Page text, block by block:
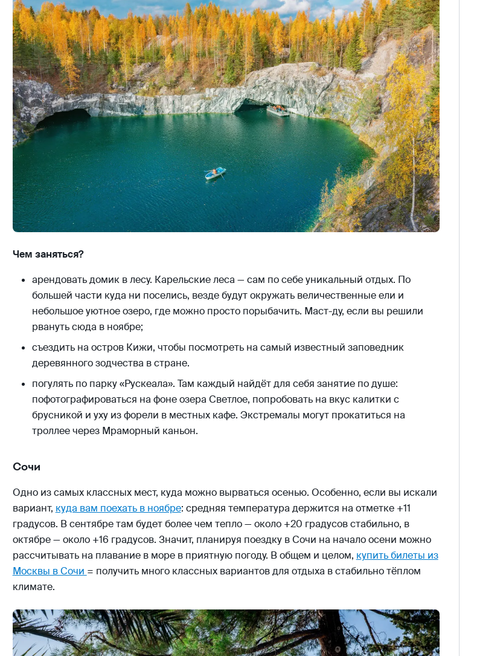
Чем заняться?
арендовать домик в лесу. Карельские леса — сам по себе уникальный отдых. По
большей части куда ни поселись, везде будут окружать величественные ели и
небольшое уютное озеро, где можно просто порыбачить. Маст-ду, если вы решили
рвануть сюда в ноябре;
съездить на остров Кижи, чтобы посмотреть на самый известный заповедник
деревянного зодчества в стране.
погулять по парку «Рускеала». Там каждый найдёт для себя занятие по душе:
пофотографироваться на фоне озера Светлое, попробовать на вкус калитки с
брусникой и уху из форели в местных кафе. Экстремалы могут прокатиться на
троллее через Мраморный каньон.
Сочи
Одно из самых классных мест, куда можно вырваться осенью. Особенно, если вы искали
вариант, куда вам поехать в ноябре: средняя температура держится на отметке +11
градусов. В сентябре там будет более чем тепло — около +20 градусов стабильно, в
октябре — около +16 градусов. Значит, планируя поездку в Сочи на начало осени можно
рассчитывать на плавание в море в приятную погоду. В общем и целом, купить билеты из
Москвы в Сочи = получить много классных вариантов для отдыха в стабильно тёплом
климате.